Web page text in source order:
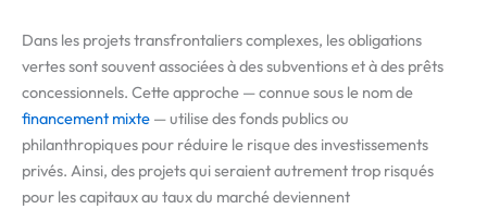
Dans les projets transfrontaliers complexes, les obligations
vertes sont souvent associées à des subventions et à des prêts
concessionnels. Cette approche — connue sous le nom de
financement mixte — utilise des fonds publics ou
philanthropiques pour réduire le risque des investissements
privés. Ainsi, des projets qui seraient autrement trop risqués
pour les capitaux au taux du marché deviennent